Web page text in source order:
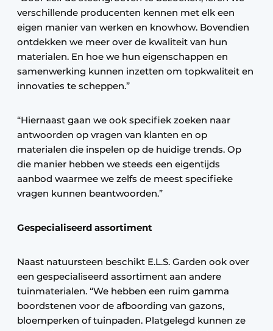
verschillende producenten kennen met elk een
eigen manier van werken en knowhow. Bovendien
ontdekken we meer over de kwaliteit van hun
materialen. En hoe we hun eigenschappen en
samenwerking kunnen inzetten om topkwaliteit en
innovaties te scheppen.”
“Hiernaast gaan we ook specifiek zoeken naar
antwoorden op vragen van klanten en op
materialen die inspelen op de huidige trends. Op
die manier hebben we steeds een eigentijds
aanbod waarmee we zelfs de meest specifieke
vragen kunnen beantwoorden.”
Gespecialiseerd assortiment
Naast natuursteen beschikt E.L.S. Garden ook over
een gespecialiseerd assortiment aan andere
tuinmaterialen. “We hebben een ruim gamma
boordstenen voor de afboording van gazons,
bloemperken of tuinpaden. Platgelegd kunnen ze